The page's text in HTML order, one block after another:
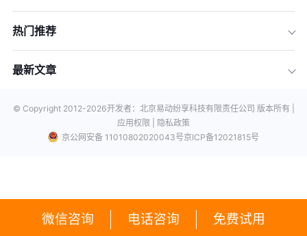
微信咨询 电话咨询 免费试用
热门推荐
最新文章
© Copyright 2012-2026开发者：北京易动纷享科技有限责任公司 版本所有 |
应用权限 |
隐私政策
京公网安备 11010802020043号京ICP备12021815号